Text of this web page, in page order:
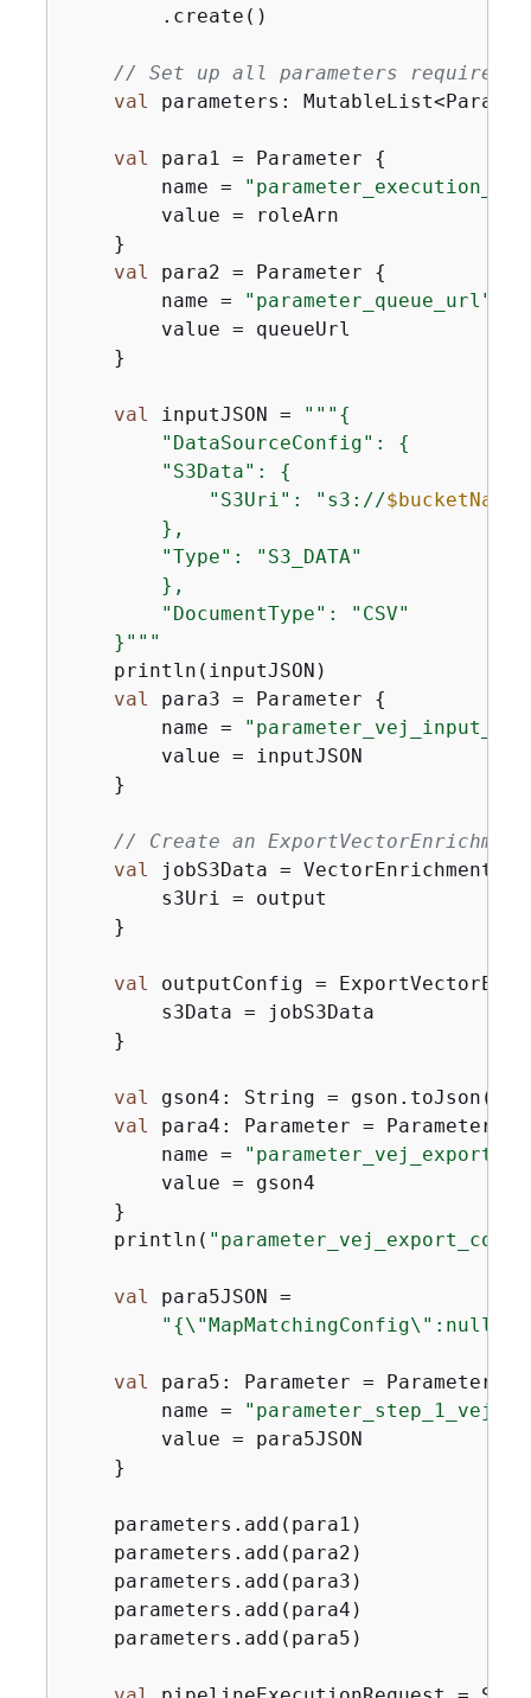
        .create()
// Set up all parameters required
val parameters:
val para1 = Parameter {
        name =
        value = roleArn
    }
val para2 = Parameter {
        name =
"parameter_queue_url"
        value = queueUrl
    }
val inputJSON = """ {
        "DataSourceConfig":
{
        "S3Data":
{
            "S3Uri": "s3://
$bucketName
        },
        "Type": "S3_DATA"
        },
        "DocumentType": "CSV"
    }"""
    println(inputJSON)
val para3 = Parameter {
        name =
        value = inputJSON
    }
// Create an
val jobS3Data =
        s3Uri = output
    }
val outputConfig =
        s3Data = jobS3Data
    }
val gson4: String =
val para4: Parameter = Parameter
        name =
        value = gson4
    }
    println(
val para5JSON =
" {
val para5: Parameter = Parameter
        name =
        value = para5JSON
    }
    parameters.add(para1)
    parameters.add(para2)
    parameters.add(para3)
    parameters.add(para4)
    parameters.add(para5)